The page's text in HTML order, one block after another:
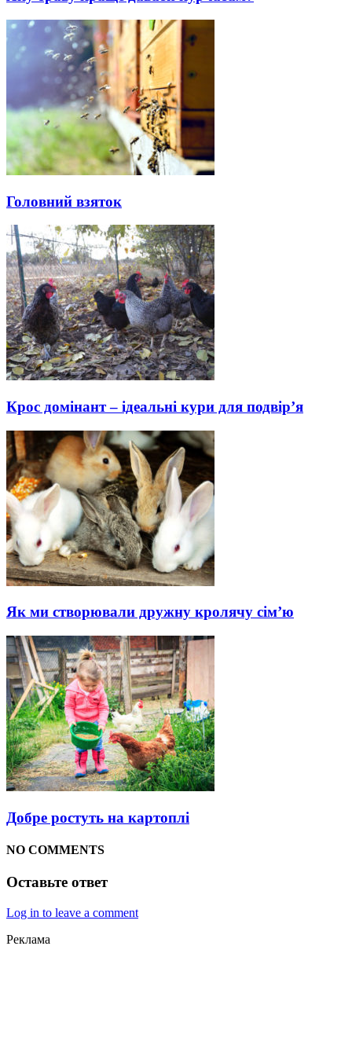
Головний взяток
Крос домінант – ідеальні кури для подвір’я
Як ми створювали дружну кролячу сім’ю
Добре ростуть на картоплі
NO COMMENTS
Оставьте ответ
Log in to leave a comment
Реклама